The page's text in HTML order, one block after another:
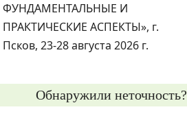
ФУНДАМЕНТАЛЬНЫЕ И
ПРАКТИЧЕСКИЕ АСПЕКТЫ», г.
Псков, 23-28 августа 2026 г.
Обнаружили неточность?